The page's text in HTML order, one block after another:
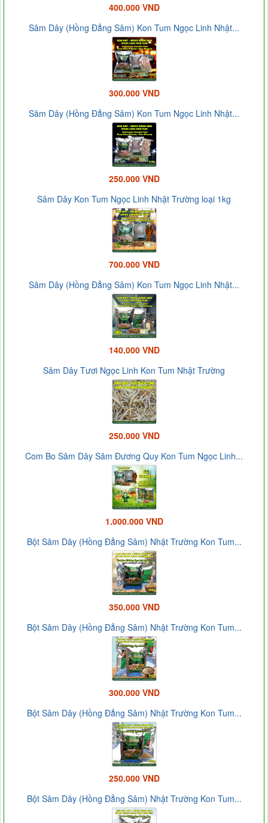
400.000 VND
Sâm Dây (Hồng Đẳng Sâm) Kon Tum Ngọc Linh Nhật...
300.000 VND
Sâm Dây (Hồng Đẳng Sâm) Kon Tum Ngọc Linh Nhật...
250.000 VND
Sâm Dây Kon Tum Ngọc Linh Nhật Trường loại 1kg
700.000 VND
Sâm Dây (Hồng Đẳng Sâm) Kon Tum Ngọc Linh Nhật...
140.000 VND
Sâm Dây Tươi Ngọc Linh Kon Tum Nhật Trường
250.000 VND
Com Bo Sâm Dây Sâm Đương Quy Kon Tum Ngọc Linh...
1.000.000 VND
Bột Sâm Dây (Hồng Đẳng Sâm) Nhật Trường Kon Tum...
350.000 VND
Bột Sâm Dây (Hồng Đẳng Sâm) Nhật Trường Kon Tum...
300.000 VND
Bột Sâm Dây (Hồng Đẳng Sâm) Nhật Trường Kon Tum...
250.000 VND
Bột Sâm Dây (Hồng Đẳng Sâm) Nhật Trường Kon Tum...